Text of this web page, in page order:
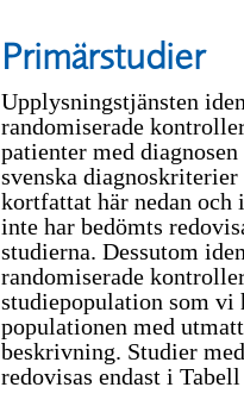
Primärstudier
Upplysningstjänsten
randomiserade
patienter med
svenska diagnoskriterier
kortfattat här nedan
inte har bedömts
studierna. Dessutom
randomiserade
studiepopulation som
populationen med
beskrivning. Studier
redovisas endast i